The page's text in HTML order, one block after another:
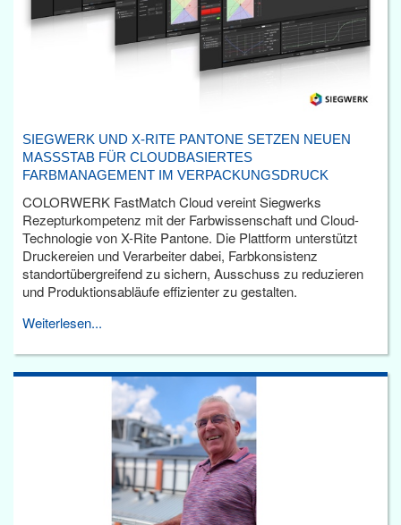
SIEGWERK UND X-RITE PANTONE SETZEN NEUEN
MASSSTAB FÜR CLOUDBASIERTES F
ARBMANAGEMENT IM VERPACKUNGSDRUCK
COLORWERK FastMatch Cloud vereint Siegwerks
Rezepturkompetenz mit der Farbwissenschaft und Cloud-
Technologie von X-Rite Pantone. Die Plattform unterstützt
Druckereien und Verarbeiter dabei, Farbkonsistenz
standortübergreifend zu sichern, Ausschuss zu reduzieren
und Produktionsabläufe effizienter zu gestalten.
Weiterlesen...